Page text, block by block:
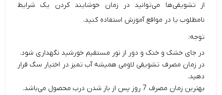
از تشویقی‌ها می‌توانید در زمان خوشایند کردن یک شرایط
نامطلوب یا در مواقع آموزش استفاده کنید.
توجه:
در جای خشک و خنک و دور از نور مستقیم خورشید نگهداری شود.
در زمان مصرف تشویقی لاومی همیشه آب تمیز در اختیار سگ قرار
دهید.
بهترین زمان مصرف 7 روز پس از باز شدن درب محصول می‌باشد.